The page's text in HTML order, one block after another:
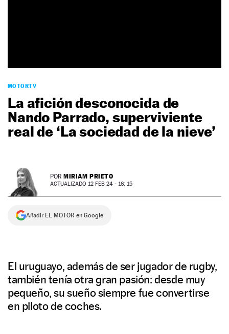
MOTORTV
La afición desconocida de
Nando Parrado, superviviente
real de ‘La sociedad de la nieve’
POR MIRIAM PRIETO
ACTUALIZADO 12 FEB 24 - 16: 15
Añadir EL MOTOR en Google
El uruguayo, además de ser jugador de rugby,
también tenía otra gran pasión: desde muy
pequeño, su sueño siempre fue convertirse
en piloto de coches.